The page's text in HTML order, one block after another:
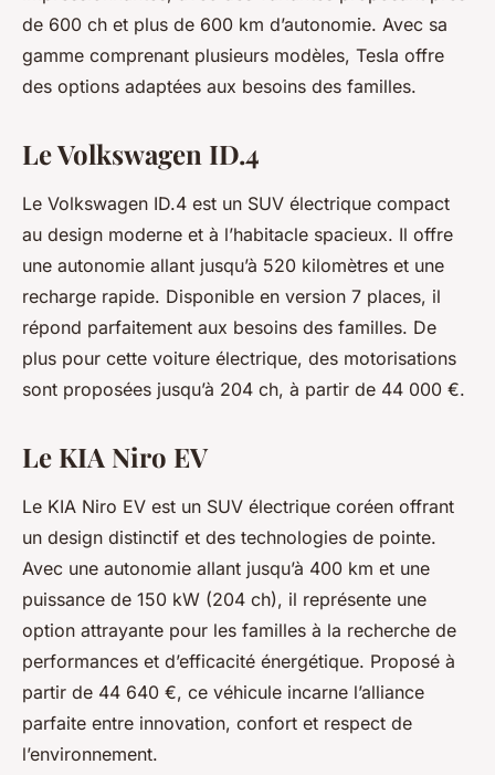
de 600 ch et plus de 600 km d’autonomie. Avec sa
gamme comprenant plusieurs modèles, Tesla offre
des options adaptées aux besoins des familles.
Le Volkswagen ID.4
Le Volkswagen ID.4 est un SUV électrique compact
au design moderne et à l’habitacle spacieux. Il offre
une autonomie allant jusqu’à 520 kilomètres et une
recharge rapide. Disponible en version 7 places, il
répond parfaitement aux besoins des familles. De
plus pour cette voiture électrique, des motorisations
sont proposées jusqu’à 204 ch, à partir de 44 000 €.
Le KIA Niro EV
Le KIA Niro EV est un SUV électrique coréen offrant
un design distinctif et des technologies de pointe.
Avec une autonomie allant jusqu’à 400 km et une
puissance de 150 kW (204 ch), il représente une
option attrayante pour les familles à la recherche de
performances et d’efficacité énergétique. Proposé à
partir de 44 640 €, ce véhicule incarne l’alliance
parfaite entre innovation, confort et respect de
l’environnement.